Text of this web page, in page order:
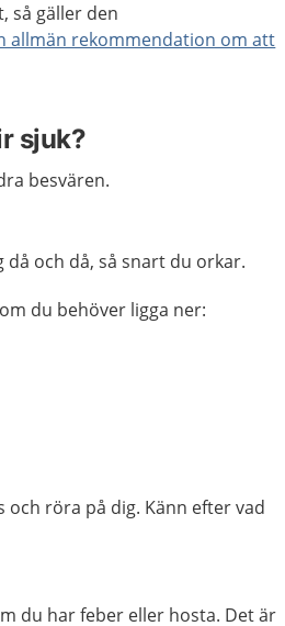
så gäller den
allmän rekommendation om att
sjuk?
besvären.
och då, så snart du orkar.
du behöver ligga ner:
röra på dig. Känn efter vad
du har feber eller hosta. Det är